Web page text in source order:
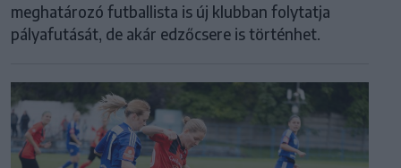
meghatározó futballista is új klubban folytatja
pályafutását, de akár edzőcsere is történhet.